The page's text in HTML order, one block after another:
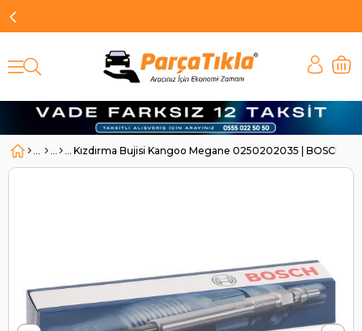
Kızdırma Bujisi Kangoo Megane 0250202035 | BOSCH